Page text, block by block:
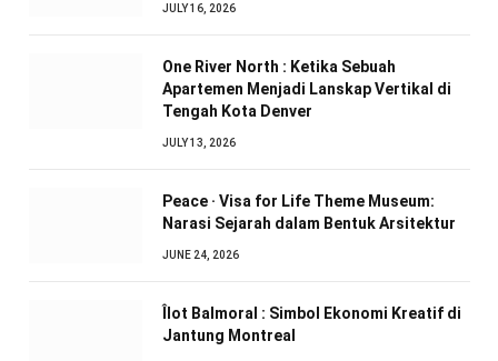
JULY 16, 2026
One River North : Ketika Sebuah
Apartemen Menjadi Lanskap Vertikal di
Tengah Kota Denver
JULY 13, 2026
Peace · Visa for Life Theme Museum:
Narasi Sejarah dalam Bentuk Arsitektur
JUNE 24, 2026
Îlot Balmoral : Simbol Ekonomi Kreatif di
Jantung Montreal